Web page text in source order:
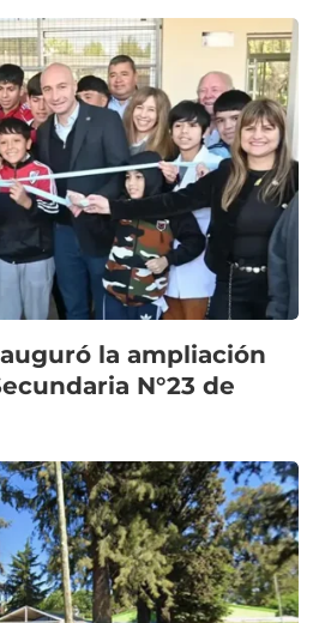
la ampliación
N°23 de